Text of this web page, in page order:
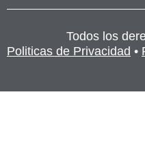
Todos los
Politicas de Privacidad •
cookies no
opcionales.
Son
funcione la